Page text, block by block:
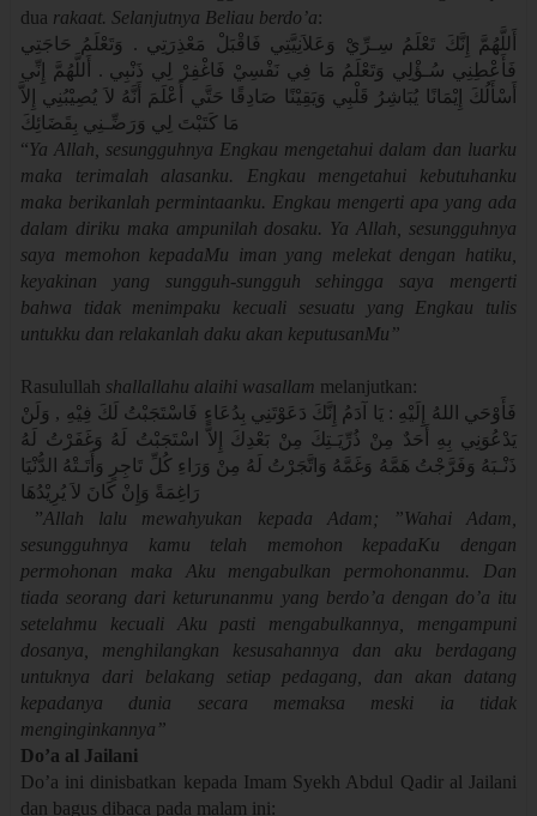
dua rakaat. Selanjutnya Beliau berdo’a:
أَللَّهُمَّ إِنَّكَ تَعْلَمُ سِـرِّيْ وَعَلاَنِيَّتِي فَاقْبَلْ مَعْذِرَتِي . وَتَعْلَمُ حَاجَتِي
فَأَعْطِنِي سُـؤْلِي وَتَعْلَمُ مَا فِي نَفْسِيْ فَاغْفِرْ لِي ذَنْبِي . أَللَّهُمَّ إِنِّي
أَسْأَلُكَ إِيْمَانًا يُبَاشِرُ قَلْبِي وَيَقِيْنًا صَادِقًا حَتَّي أَعْلَمَ أَنَّهُ لاَ يُصِيْبُنِي إِلاَّ
مَا كَتَبْتَ لِي وَرَضِّـنِي بِقَضَائِكَ
“Ya Allah, sesungguhnya Engkau mengetahui dalam dan luarku
maka terimalah alasanku. Engkau mengetahui kebutuhanku
maka berikanlah permintaanku. Engkau mengerti apa yang ada
dalam diriku maka ampunilah dosaku. Ya Allah, sesungguhnya
saya memohon kepadaMu iman yang melekat dengan hatiku,
keyakinan yang sungguh-sungguh sehingga saya mengerti
bahwa tidak menimpaku kecuali sesuatu yang Engkau tulis
untukku dan relakanlah daku akan keputusanMu”
Rasulullah shallallahu alaihi wasallam melanjutkan:
فَأَوْحَي اللهُ إِلَيْهِ : يَا آدَمُ إِنَّكَ دَعَوْتَنِي بِدُعَاءٍ فَاسْتَجَبْتُ لَكَ فِيْهِ , وَلَنْ
يَدْعُوَنِي بِهِ أَحَدٌ مِنْ ذُرِّيَـتِكَ مِنْ بَعْدِكَ إِلاَّ اسْتَجَبْتُ لَهُ وَغَفَرْتُ لَهُ
ذَنْـبَهُ وَفَرَّجْتُ هَمَّهُ وَغَمَّهُ وَاتَّجَرْتُ لَهُ مِنْ وَرَاءِ كُلِّ تَاجِرٍ وَأَتَـتْهُ الدُّنْيَا
رَاغِمَةً وَإِنْ كَانَ لاَ يُرِيْدُهَا
”Allah lalu mewahyukan kepada Adam; ”Wahai Adam,
sesungguhnya kamu telah memohon kepadaKu dengan
permohonan maka Aku mengabulkan permohonanmu. Dan
tiada seorang dari keturunanmu yang berdo’a dengan do’a itu
setelahmu kecuali Aku pasti mengabulkannya, mengampuni
dosanya, menghilangkan kesusahannya dan aku berdagang
untuknya dari belakang setiap pedagang, dan akan datang
kepadanya dunia secara memaksa meski ia tidak
menginginkannya”
Do’a al Jailani
Do’a ini dinisbatkan kepada Imam Syekh Abdul Qadir al Jailani
dan bagus dibaca pada malam ini: